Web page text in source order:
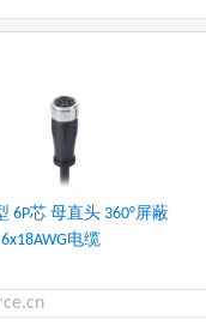
6P芯 母直头 360°屏蔽
电缆